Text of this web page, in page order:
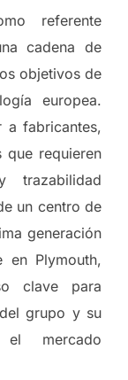
referente
cadena de
objetivos de
europea.
a fabricantes,
que requieren
trazabilidad
un centro de
generación
en Plymouth,
clave para
grupo y su
mercado